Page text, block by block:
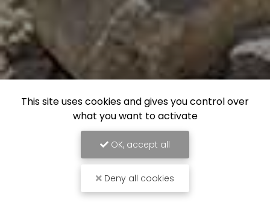
This site uses cookies and gives you control over
what you want to activate
OK, accept all
Deny all cookies